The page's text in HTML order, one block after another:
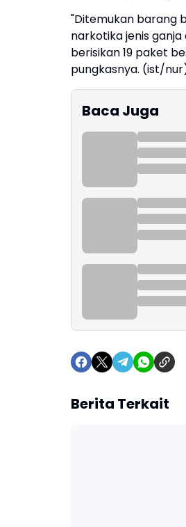
"Ditemukan barang
narkotika jenis
berisikan 19 paket
pungkasnya. (ist/
Baca Juga
Berita Terkait